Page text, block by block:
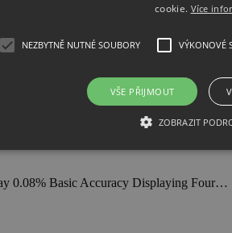
0.08% Basic Accuracy Displaying Four…
cookie. Více
NEZBYTNĚ NUTNÉ SOUBORY VÝKONOVÉ
VŠE PŘIJMOUT
ZOBRAZIT